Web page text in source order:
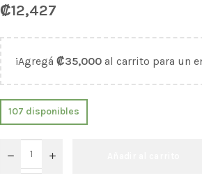
₡12,427
¡Agregá ₡35,000 al carrito para un
107 disponibles